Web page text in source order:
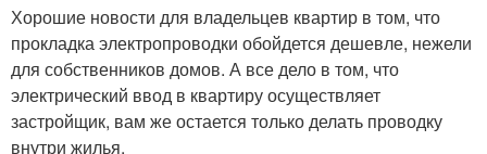
Хорошие новости для владельцев квартир в том, что
прокладка электропроводки обойдется дешевле, нежели
для собственников домов. А все дело в том, что
электрический ввод в квартиру осуществляет
застройщик, вам же остается только делать проводку
внутри жилья.